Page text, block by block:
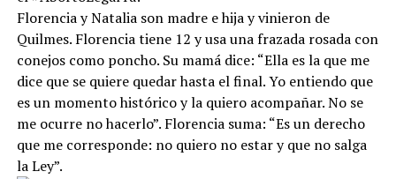
Florencia y Natalia son madre e hija y vinieron de
Quilmes. Florencia tiene 12 y usa una frazada rosada con
conejos como poncho. Su mamá dice: “Ella es la que me
dice que se quiere quedar hasta el final. Yo entiendo que
es un momento histórico y la quiero acompañar. No se
me ocurre no hacerlo”. Florencia suma: “Es un derecho
que me corresponde: no quiero no estar y que no salga
la Ley”.